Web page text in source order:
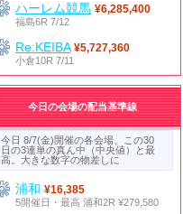
ハーレム競馬 ¥6,285,400
福島6R 7/12
Re:KEIBA ¥5,727,360
小倉10R 7/11
今日の会場の配当基準線
今日 8/7(金)開催の各会場、この30
日の3連単の真ん中（中央値）と最
高。大きな数字の物差しに
浦和¥16,385
5開催日・最高 浦和2R ¥279,580